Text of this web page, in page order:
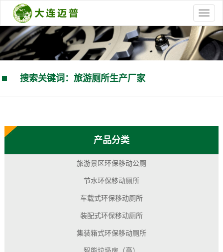
搜索关键词：旅游厕所生产厂家
产品分类
旅游景区环保移动公厕
节水环保移动厕所
车载式环保移动厕所
装配式环保移动厕所
集装箱式环保移动厕所